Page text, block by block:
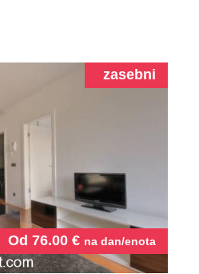
Od 76.00 € na dan/enota
zasebni